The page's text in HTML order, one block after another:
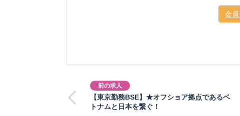
会
前の求人
【東京勤務BSE】★オフショア拠点であるベ
トナムと日本を繋ぐ！